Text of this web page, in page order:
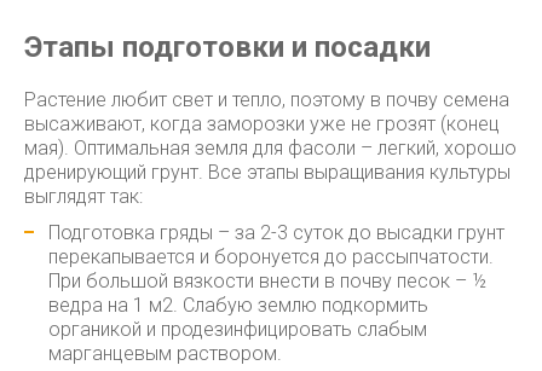
Этапы подготовки и посадки
Растение любит свет и тепло, поэтому в почву семена
высаживают, когда заморозки уже не грозят (конец
мая). Оптимальная земля для фасоли – легкий, хорошо
дренирующий грунт. Все этапы выращивания культуры
выглядят так:
Подготовка гряды – за 2-3 суток до высадки грунт
перекапывается и боронуется до рассыпчатости.
При большой вязкости внести в почву песок – ½
ведра на 1 м2. Слабую землю подкормить
органикой и продезинфицировать слабым
марганцевым раствором.